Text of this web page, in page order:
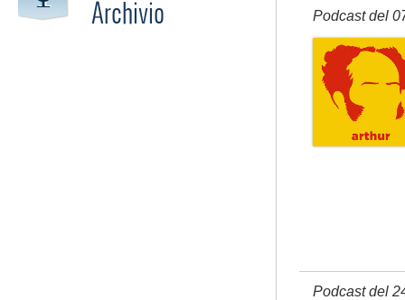
Archivio Podcast del
Podcast del